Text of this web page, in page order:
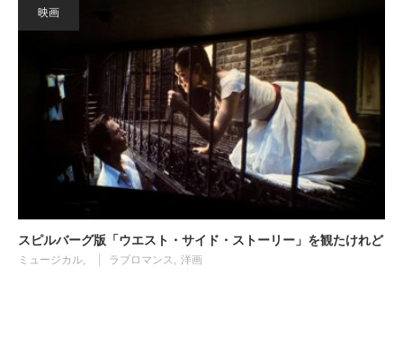
映画
スピルバーグ版「ウエスト・サイド・ストーリー」を観たけれど
ミュージカル ラブロマンス 洋画